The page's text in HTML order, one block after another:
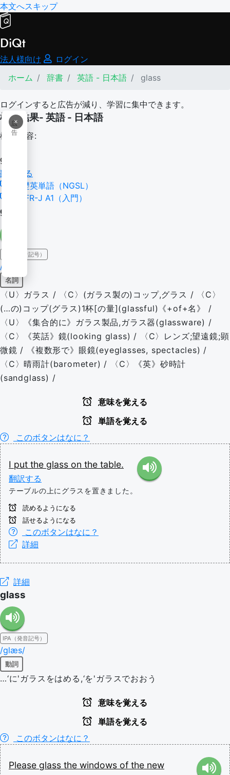
本文へスキップ
DiQt
法人様向け
ログイン
ホーム
辞書 英語 - 日本語 glass
ログインすると広告が減り、学習に集中できます。
×
広
告
検索結果- 英語 - 日本語
検索内容:
glass
翻訳する
基礎英単語（NGSL）
CEFR-J A1（入門）
glass
IPA（発音記号）
/ɡlæs/
名詞
〈U〉ガラス / 〈C〉(ガラス製の)コップ,グラス / 〈C〉
(…の)コップ(グラス)1杯[の量](glassful)《+of+名》 /
〈U〉《集合的に》ガラス製品,ガラス器(glassware) /
〈C〉《英話》鏡(looking glass) / 〈C〉レンズ;望遠鏡;顕
微鏡 / 《複数形で》眼鏡(eyeglasses, spectacles) /
〈C〉晴雨計(barometer) / 〈C〉《英》砂時計
(sandglass) /
意味を覚える
単語を覚える
このボタンはなに？
I put the glass on the table.
翻訳する
テーブルの上にグラスを置きました。
読めるようになる
話せるようになる
このボタンはなに？
詳細
詳細
glass
IPA（発音記号）
/ɡlæs/
動詞
…‘に'ガラスをはめる,‘を'ガラスでおおう
意味を覚える
単語を覚える
このボタンはなに？
Please glass the windows of the new